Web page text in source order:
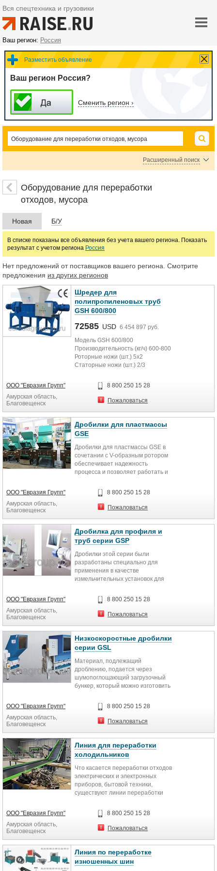
Вся спецтехника и грузовики
Ваш регион: Россия
Разместить объявление
Ваш регион Россия?
Сменить регион ›
Расширенный поиск
Оборудование для переработки металла
Оборудование для переработки мусора
Цена
руб.
Марка
Оборудование для переработки
отходов, мусора
Новая Б/У
В списке показаны все объявления без учета вашего региона. Показать
результат с учетом региона Россия
Нет предложений от поставщиков вашего региона. Смотрите
предложения из других регионов
Шредер для
полипропиленовых труб
GSH 600/800
72585 USD 6 454 897 руб.
Модель GSH 600/800
Производительность (кг/ч) 600-800
Роторные ножи (шт.) 5x2
Статорные ножи (шт.) 2/3
Ширина ротора (мм.) 800
Мощность привода (кВт.) 75
ООО "Евразия Групп"
Амурская область,
Благовещенск
8 800 250 15 28
Пожаловаться
Дробилки для пластмассы
GSE
Дробилки для пластмассы GSE в
сочетании с V-образным ротором
обеспечивает надежность
процесса и позволяет работать и
дробленку независимо от типа
материала, будь то: изделия
литьевого формования,
пластмассу вы не сможете на ней
переработать, для этих целей
необходимо выбирать модель GSH
или шрёдер для пластмасс ZBS.
Так же возможно вам подойдет
вариант менее мощной бесшумной
пленочной дробилки GSC или
ООО "Евразия Групп"
Амурская область,
Благовещенск
8 800 250 15 28
Пожаловаться
Дробилка для профиля и
труб серии GSP
Дробилки этой серии были
разработаны специально для
применения в качестве
измельчительных установок для
Благодаря использованию почти
горизонтального загрузочного
бункера, длинномерные предметы
ООО "Евразия Групп"
Амурская область,
Благовещенск
8 800 250 15 28
Пожаловаться
Низкоскоростные дробилки
серии GSL
Материал, подлежащий
дроблению, подается через
шумопоглощающий загрузочный
бункер, который можно изготовить
от конкретной задачи.
ООО "Евразия Групп"
Амурская область,
Благовещенск
8 800 250 15 28
Пожаловаться
Линия для переработки
холодильников
Что касается переработки отходов
электрических и электронных
приборов, бытовой техники,
существуют линии переработки
компания способна превратить
проблему отходов
электроприборов в новую
отходы объёмом от 500 до 8000 кг/
ч. После начального этапа ручного
отделения кабеля, батарей,
ООО "Евразия Групп"
Амурская область,
Благовещенск
8 800 250 15 28
Пожаловаться
Линия по переработке
изношенных шин